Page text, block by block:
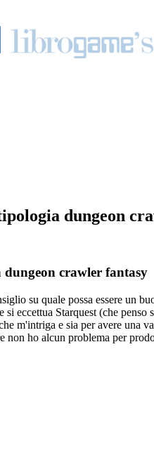
dungeon
crawler fantasy
su quale possa essere un
si eccettua Starquest (che
m'intriga e sia per avere una
non ho alcun problema per